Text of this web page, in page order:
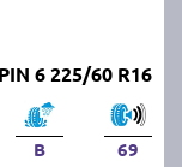
6 225/60 R16
B 69